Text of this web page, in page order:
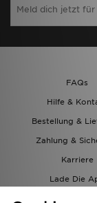
FAQs
Hilfe &
Bestellung &
Zahlung &
Karriere
Lade Die